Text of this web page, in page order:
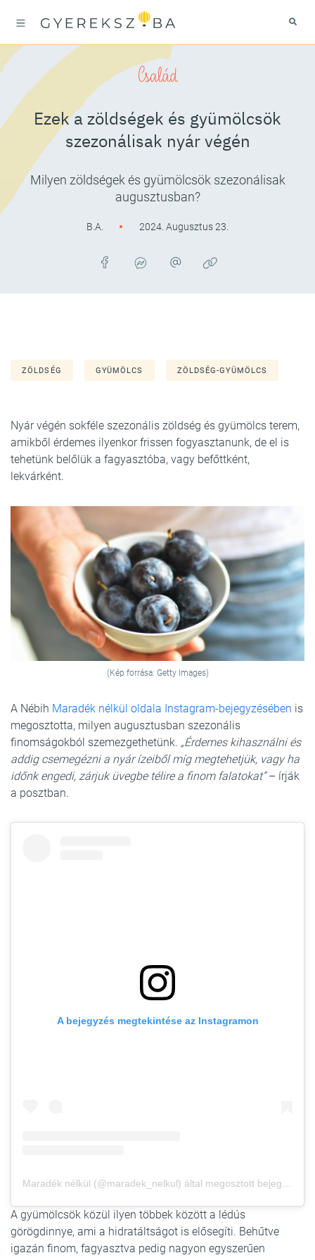
Család
Ezek a zöldségek és gyümölcsök
szezonálisak nyár végén
Milyen zöldségek és gyümölcsök szezonálisak
augusztusban?
B.A. 2024. Augusztus 23.
ZÖLDSÉG GYÜMÖLCS ZÖLDSÉG-GYÜMÖLCS
Nyár végén sokféle szezonális zöldség és gyümölcs terem,
amikből érdemes ilyenkor frissen fogyasztanunk, de el is
tehetünk belőlük a fagyasztóba, vagy befőttként,
lekvárként.
(Kép forrása: Getty Images)
A Nébih Maradék nélkül oldala Instagram-bejegyzésében is
megosztotta, milyen augusztusban szezonális
finomságokból szemezgethetünk. „Érdemes kihasználni és
addig csemegézni a nyár ízeiből míg megtehetjük, vagy ha
időnk engedi, zárjuk üvegbe télire a finom falatokat”– írják
a posztban.
A bejegyzés megtekintése az Instagramon
A gyümölcsök közül ilyen többek között a lédús
görögdinnye, ami a hidratáltságot is elősegíti. Behűtve
igazán finom, fagyasztva pedig nagyon egyszerűen